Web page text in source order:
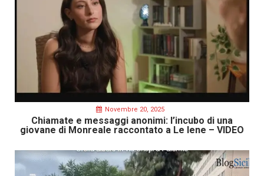
Novembre 20, 2025
Chiamate e messaggi anonimi: l’incubo di una
giovane di Monreale raccontato a Le Iene – VIDEO